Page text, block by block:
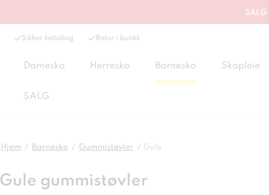
Sikker betaling Retur i butikk
Damesko Herresko Barnesko Skopleie
SALG
Hjem Barnesko Gummistøvler Gule
Gule gummistøvler